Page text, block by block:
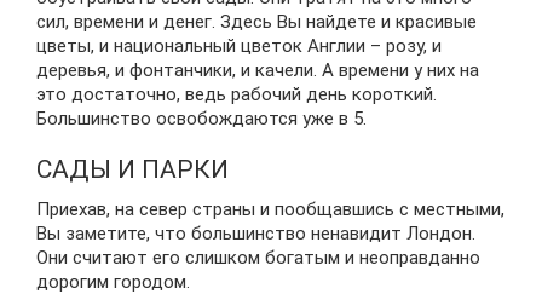
сил, времени и денег. Здесь Вы найдете и красивые
цветы, и национальный цветок Англии – розу, и
деревья, и фонтанчики, и качели. А времени у них на
это достаточно, ведь рабочий день короткий.
Большинство освобождаются уже в 5.
САДЫ И ПАРКИ
Приехав, на север страны и пообщавшись с местными,
Вы заметите, что большинство ненавидит Лондон.
Они считают его слишком богатым и неоправданно
дорогим городом.